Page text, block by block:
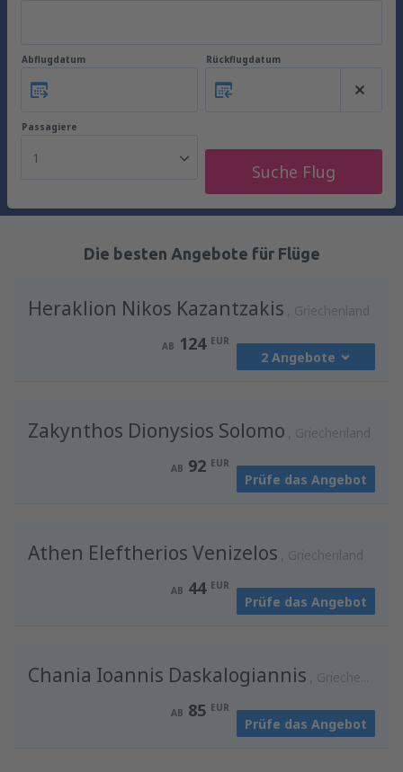
Abflugdatum Rückflugdatum
Passagiere
1
Suche Flug
Die besten Angebote für Flüge
Heraklion Nikos Kazantzakis Griechenland
AB 124 EUR
2 Angebote
AB 200EUR
Zakynthos Dionysios Solomo Griechenland
AB 92 EUR
Prüfe das Angebot
Athen Eleftherios Venizelos Griechenland
AB 44 EUR
Prüfe das Angebot
Chania Ioannis Daskalogiannis Griechenland
AB 85 EUR
Prüfe das Angebot